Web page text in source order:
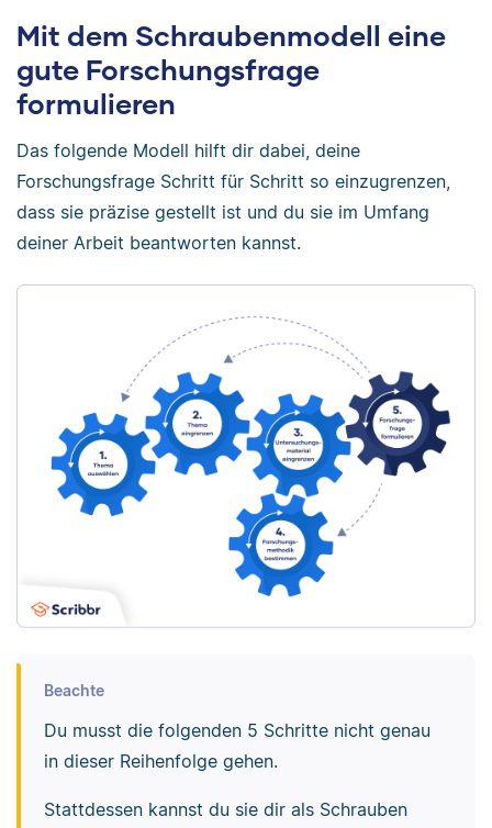
Mit dem Schraubenmodell eine
gute Forschungsfrage
formulieren
Das folgende Modell hilft dir dabei, deine
Forschungsfrage Schritt für Schritt so einzugrenzen,
dass sie präzise gestellt ist und du sie im Umfang
deiner Arbeit beantworten kannst.
Beachte
Du musst die folgenden 5 Schritte nicht genau
in dieser Reihenfolge gehen.
Stattdessen kannst du sie dir als Schrauben